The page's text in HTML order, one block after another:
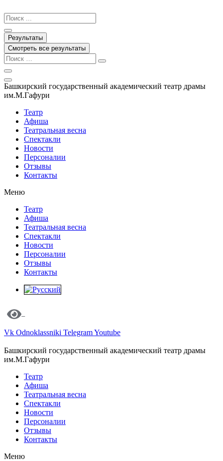
к
содержимому
Search
...
Результаты
Смотреть все результаты
Башкирский государственный академический театр драмы
им.М.Гафури
Театр
Афиша
Театральная весна
Спектакли
Новости
Персоналии
Отзывы
Контакты
Меню
Театр
Афиша
Театральная весна
Спектакли
Новости
Персоналии
Отзывы
Контакты
Vk Odnoklassniki TelegramYoutube
Башкирский государственный академический театр драмы
им.М.Гафури
Театр
Афиша
Театральная весна
Спектакли
Новости
Персоналии
Отзывы
Контакты
Меню